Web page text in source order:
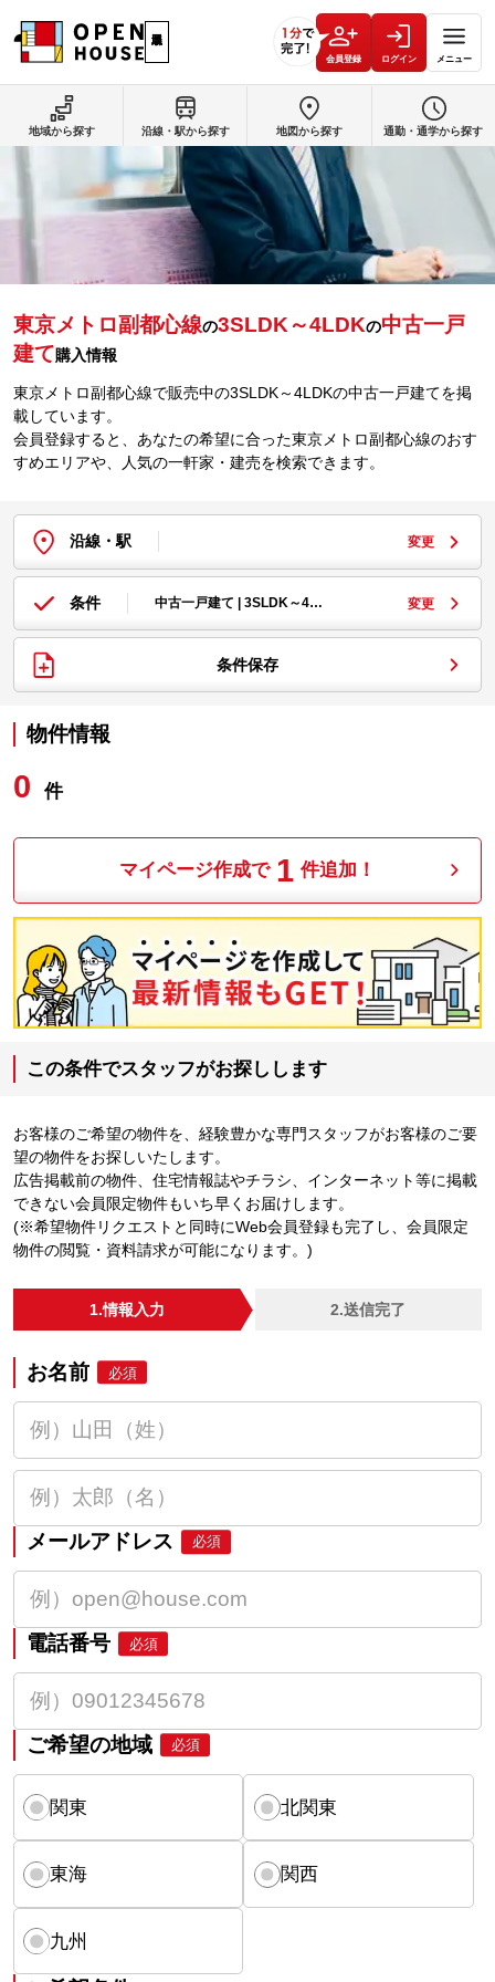
会員登録 ログイン メニュー
東京メトロ副都心線の3SLDK～4LDKの中古一戸
建て購入情報
東京メトロ副都心線で販売中の3SLDK～4LDKの中古一戸建てを掲
載しています。
会員登録すると、あなたの希望に合った東京メトロ副都心線のおす
すめエリアや、人気の一軒家・建売を検索できます。
沿線・駅 変更
条件 中古一戸建て | 3SLDK～4… 変更
条件保存
物件情報
0 件
マイページ作成で 1 件追加！
この条件でスタッフがお探しします
お客様のご希望の物件を、経験豊かな専門スタッフがお客様のご要
望の物件をお探しいたします。
広告掲載前の物件、住宅情報誌やチラシ、インターネット等に掲載
できない会員限定物件もいち早くお届けします。
(※希望物件リクエストと同時にWeb会員登録も完了し、会員限定
物件の閲覧・資料請求が可能になります。)
1.情報入力 2.送信完了
お名前 必須
メールアドレス 必須
電話番号 必須
ご希望の地域 必須
関東 北関東
東海 関西
九州
地域から探す 沿線・駅から探す 地図から探す 通勤・通学から探す